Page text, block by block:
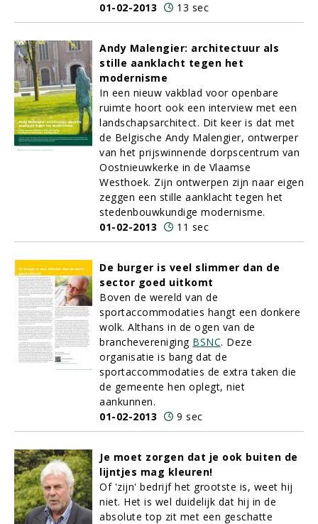
01-02-2013
13 sec
Andy Malengier: architectuur als
stille aanklacht tegen het
modernisme
In een nieuw vakblad voor openbare
ruimte hoort ook een interview met een
landschapsarchitect. Dit keer is dat met
de Belgische Andy Malengier, ontwerper
van het prijswinnende dorpscentrum van
Oostnieuwkerke in de Vlaamse
Westhoek. Zijn ontwerpen zijn naar eigen
zeggen een stille aanklacht tegen het
stedenbouwkundige modernisme.
01-02-2013
11 sec
De burger is veel slimmer dan de
sector goed uitkomt
Boven de wereld van de
sportaccommodaties hangt een donkere
wolk. Althans in de ogen van de
branchevereniging BSNC. Deze
organisatie is bang dat de
sportaccommodaties de extra taken die
de gemeente hen oplegt, niet
aankunnen.
01-02-2013
9 sec
Je moet zorgen dat je ook buiten de
lijntjes mag kleuren!
Of 'zijn' bedrijf het grootste is, weet hij
niet. Het is wel duidelijk dat hij in de
absolute top zit met een geschatte